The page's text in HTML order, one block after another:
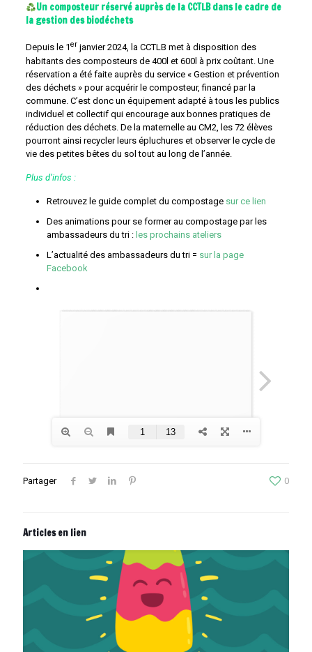
Un composteur réservé auprès de la CCTLB dans le cadre de
la gestion des biodéchets
Depuis le 1er janvier 2024, la CCTLB met à disposition des
habitants des composteurs de 400l et 600l à prix coûtant. Une
réservation a été faite auprès du service « Gestion et prévention
des déchets » pour acquérir le composteur, financé par la
commune. C’est donc un équipement adapté à tous les publics
individuel et collectif qui encourage aux bonnes pratiques de
réduction des déchets. De la maternelle au CM2, les 72 élèves
pourront ainsi recycler leurs épluchures et observer le cycle de
vie des petites bêtes du sol tout au long de l’année.
Plus d’infos :
Retrouvez le guide complet du compostage sur ce lien
Des animations pour se former au compostage par les
ambassadeurs du tri :les prochains ateliers
L’actualité des ambassadeurs du tri = sur la page
Facebook
Partager 0
Articles en lien